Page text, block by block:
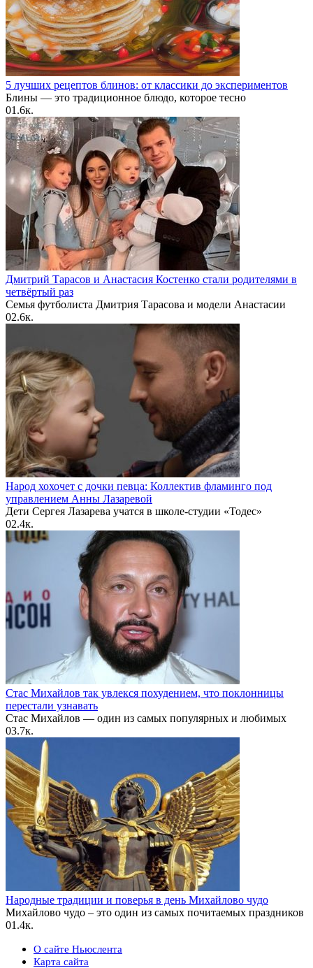
5 лучших рецептов блинов: от классики до экспериментов
Блины — это традиционное блюдо, которое тесно
01.6к.
Дмитрий Тарасов и Анастасия Костенко стали родителями в
четвёртый раз
Семья футболиста Дмитрия Тарасова и модели Анастасии
02.6к.
Народ хохочет с дочки певца: Коллектив фламинго под
управлением Анны Лазаревой
Дети Сергея Лазарева учатся в школе-студии «Тодес»
02.4к.
Стас Михайлов так увлекся похудением, что поклонницы
перестали узнавать
Стас Михайлов — один из самых популярных и любимых
03.7к.
Народные традиции и поверья в день Михайлово чудо
Михайлово чудо – это один из самых почитаемых праздников
01.4к.
О сайте Ньюслента
Карта сайта